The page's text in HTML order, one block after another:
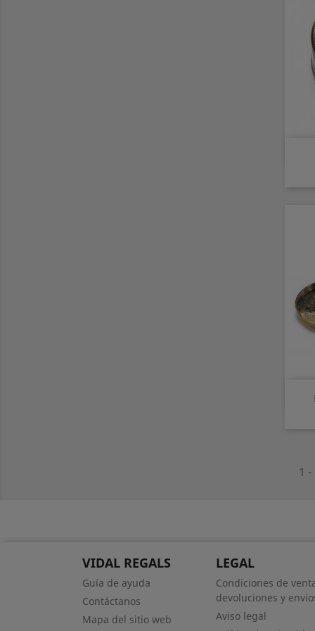
1
VIDAL REGALS
Guía de ayuda
Contáctanos
Mapa del sitio web
LEGAL
Condiciones de
devoluciones y
Aviso legal